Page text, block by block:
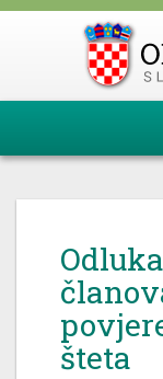
šteta